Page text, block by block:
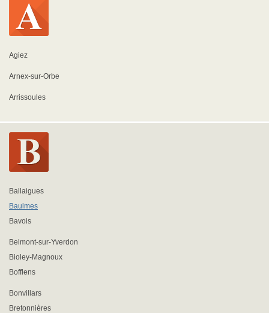
Agiez
Arnex-sur-Orbe
Arrissoules
Ballaigues
Baulmes
Bavois
Belmont-sur-Yverdon
Bioley-Magnoux
Bofflens
Bonvillars
Bretonnières